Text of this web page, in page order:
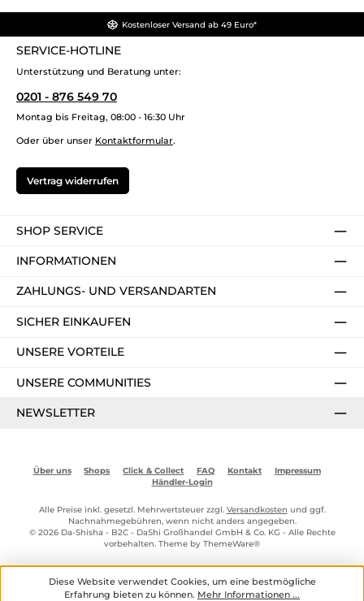
Kostenloser Versand ab 49 Euro*
SERVICE-HOTLINE
Unterstützung und Beratung unter:
0201 - 876 549 70
Montag bis Freitag, 08:00 - 16:30 Uhr
Oder über unser Kontaktformular.
Vertrag widerrufen
SHOP SERVICE
INFORMATIONEN
ZAHLUNGS- UND VERSANDARTEN
SICHER EINKAUFEN
UNSERE VORTEILE
UNSERE COMMUNITIES
NEWSLETTER
Über uns Shops Click & Collect FAQ Kontakt
Impressum
Händler-Login
Alle Preise inkl. gesetzl. Mehrwertsteuer zzgl. Versandkosten und ggf.
Nachnahmegebühren, wenn nicht anders angegeben.
© 2026 Da-Shisha - B2C - DaShi Großhandel GmbH & Co. KG - Alle Rechte
vorbehalten. Theme by ThemeWare®
Diese Website verwendet Cookies, um eine bestmögliche
Erfahrung bieten zu können. Mehr Informationen ...